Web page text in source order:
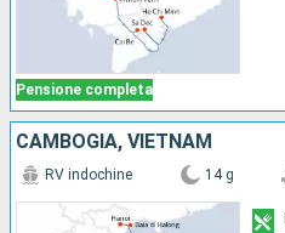
Pensione completa
CAMBOGIA, VIETNAM
RV indochine 14 g